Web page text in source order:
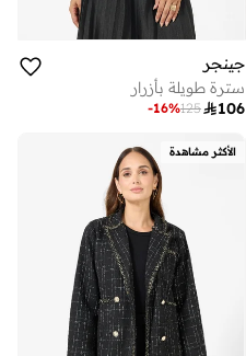
جينجر
سترة طويلة بأزرار
106
125
-16%
الأكثر مشاهدة